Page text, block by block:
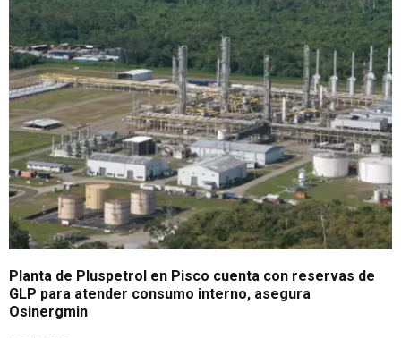
Mucha atención
Planta de Pluspetrol en Pisco cuenta con reservas de
GLP para atender consumo interno, asegura
Osinergmin